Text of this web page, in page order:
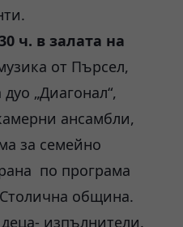
ч. в залата на
от Пърсел,
„Диагонал“,
ансамбли,
за семейно
по програма
община.
изпълнители.